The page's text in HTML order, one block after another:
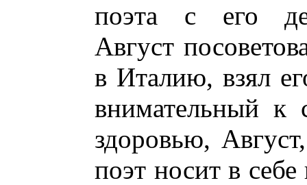
поэта с его
Август
в Италию, взял
внимательный к
здоровью,
поэт носит в